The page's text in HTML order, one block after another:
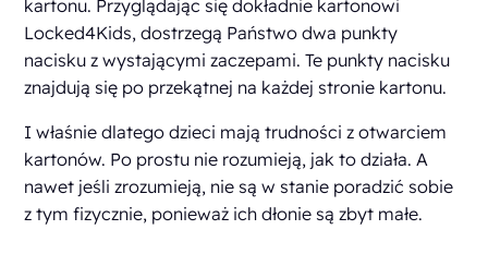
kartonu. Przyglądając się dokładnie kartonowi
Locked4Kids, dostrzegą Państwo dwa punkty
nacisku z wystającymi zaczepami. Te punkty nacisku
znajdują się po przekątnej na każdej stronie kartonu.
I właśnie dlatego dzieci mają trudności z otwarciem
kartonów. Po prostu nie rozumieją, jak to działa. A
nawet jeśli zrozumieją, nie są w stanie poradzić sobie
z tym fizycznie, ponieważ ich dłonie są zbyt małe.